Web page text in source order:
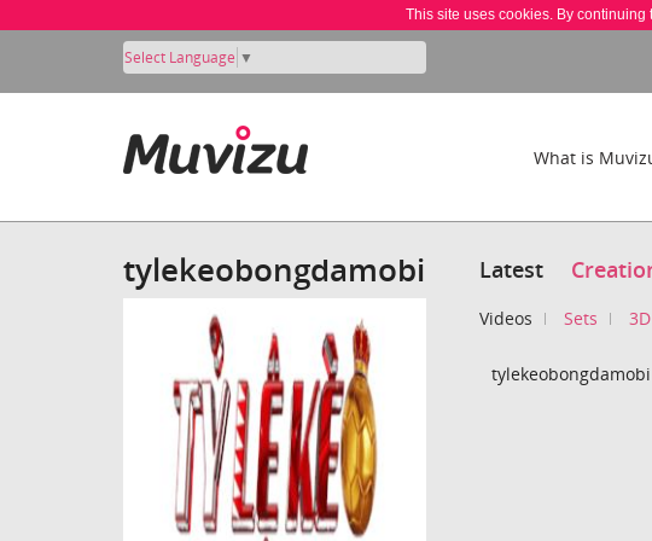
This site uses cookies. By
Select Language ▼
What is
tylekeobongdamobi Latest
Videos Sets